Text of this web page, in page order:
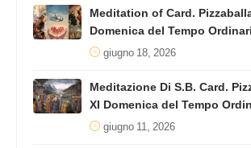
Meditation of Card.
Domenica del Tempo
giugno 18, 2026
Meditazione Di S.B. Card.
XI Domenica del Tempo
giugno 11, 2026